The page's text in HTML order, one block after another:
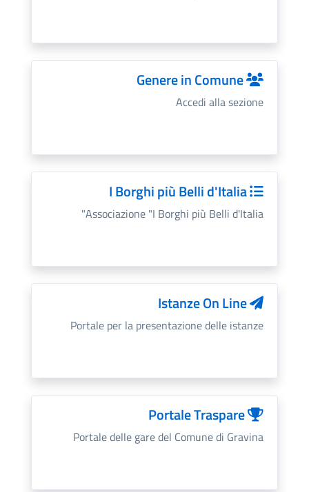
Genere in Comune
Accedi alla sezione
I Borghi più Belli d'Italia
Associazione "I Borghi più Belli d'Italia"
Istanze On Line
Portale per la presentazione delle istanze
Portale Traspare
Portale delle gare del Comune di Gravina